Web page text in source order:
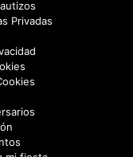
| Renta de Sonido
| Renta de
eventos
en CDMX